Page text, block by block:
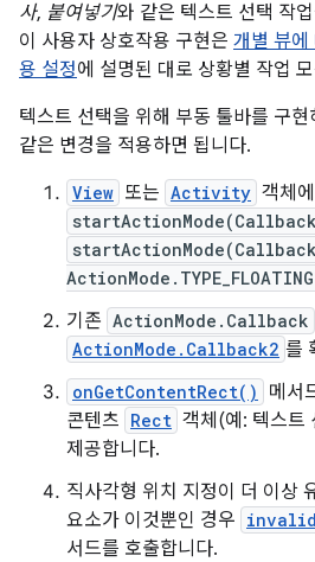
사, 붙여넣기와 같은 텍스트 선택 작
이 사용자 상호작용 구현은 개별 뷰에
용 설정에 설명된 대로 상황별 작업
텍스트 선택을 위해 부동 툴바를 구
같은 변경을 적용하면 됩니다.
View 또는 Activity 객체
기존 ActionMode.Callback
ActionMode.Callback2 를
onGetContentRect()
메서
콘텐츠 Rect 객체(예: 텍스트
제공합니다.
직사각형 위치 지정이 더 이상
요소가 이것뿐인 경우
서드를 호출합니다.